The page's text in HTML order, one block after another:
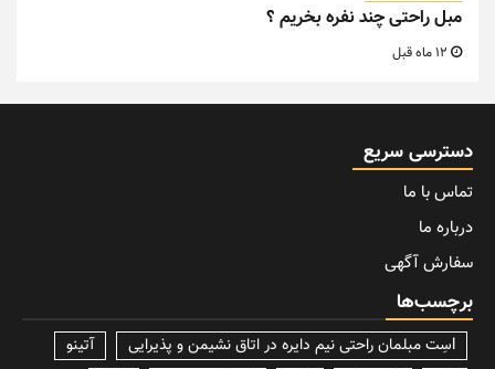
مبل راحتی چند نفره بخریم ؟
دسترسی سریع
تماس با ما
درباره ما
سفارش آگهی
برچسب‌ها
lسِت مبلمان راحتی نیم دایره در اتاق نشیمن و پذیرایی
آتینو